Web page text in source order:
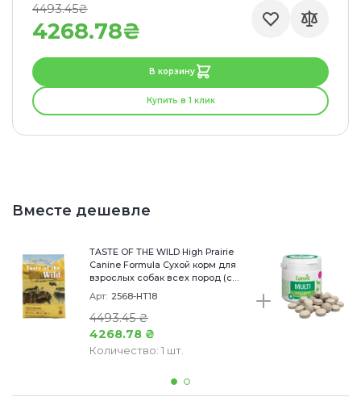
4268.78₴
4493.45₴
В корзину
Купить в 1 клик
Вместе дешевле
TASTE OF THE WILD High Prairie
Canine Formula Сухой корм для
взрослых собак всех пород (с
бизоном и олениной)12,2 кг
Арт: 2568-HT18
4268.78 ₴
4493.45 ₴
Количество: 1 шт.